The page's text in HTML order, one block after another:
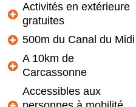
Activités en extérieure
gratuites
500m du Canal du Midi
A 10km de
Carcassonne
Accessibles aux